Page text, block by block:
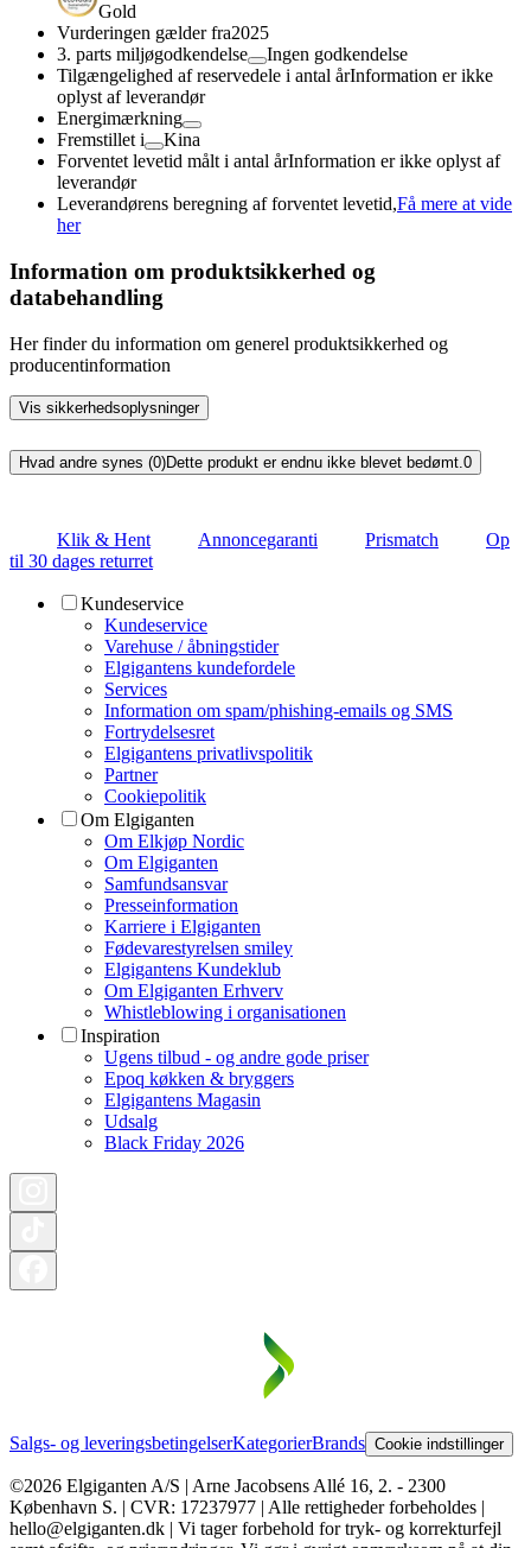
Gold
Vurderingen gælder fra2025
3. parts miljøgodkendelse
Ingen godkendelse
Tilgængelighed af reservedele i antal årInformation er ikke
oplyst af leverandør
Energimærkning
Fremstillet i
Kina
Forventet levetid målt i antal årInformation er ikke oplyst af
leverandør
Leverandørens beregning af forventet levetid,Få mere at vide
her
Information om produktsikkerhed og
databehandling
Her finder du information om generel produktsikkerhed og
producentinformation
Vis sikkerhedsoplysninger
Hvad andre synes (0)Dette produkt er endnu ikke blevet bedømt.0
Klik & Hent Annoncegaranti Prismatch
Op
til 30 dages returret
Kundeservice
Kundeservice
Varehuse / åbningstider
Elgigantens kundefordele
Services
Information om spam/phishing-emails og SMS
Fortrydelsesret
Elgigantens privatlivspolitik
Partner
Cookiepolitik
Om Elgiganten
Om Elkjøp Nordic
Om Elgiganten
Samfundsansvar
Presseinformation
Karriere i Elgiganten
Fødevarestyrelsen smiley
Elgigantens Kundeklub
Om Elgiganten Erhverv
Whistleblowing i organisationen
Inspiration
Ugens tilbud - og andre gode priser
Epoq køkken & bryggers
Elgigantens Magasin
Udsalg
Black Friday 2026
Salgs- og leveringsbetingelserKategorierBrands Cookie indstillinger
©2026 Elgiganten A/S | Arne Jacobsens Allé 16, 2. - 2300
København S. | CVR: 17237977 | Alle rettigheder forbeholdes |
hello@elgiganten.dk | Vi tager forbehold for tryk- og korrekturfejl